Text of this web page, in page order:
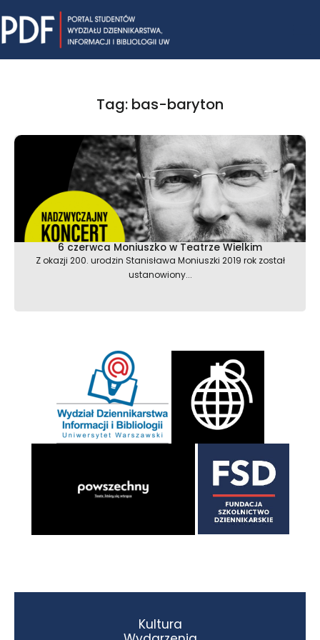
to
content
Tag: bas-baryton
6 czerwca Moniuszko w Teatrze Wielkim
Z okazji 200. urodzin Stanisława Moniuszki 2019 rok został
ustanowiony...
Kultura